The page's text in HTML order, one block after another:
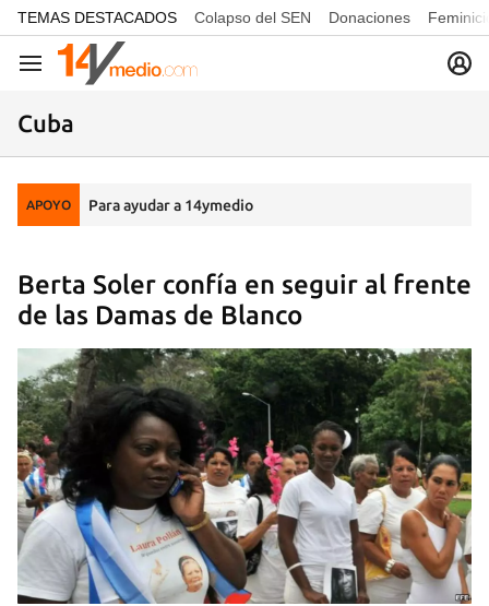
common.go-to-content
TEMAS DESTACADOS Colapso del SEN Donaciones
Navegación
Cuba
APOYO Para ayudar a 14ymedio
Berta Soler confía en seguir al frente
de las Damas de Blanco